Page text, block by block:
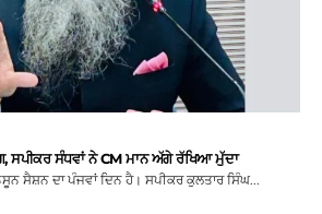
ਸਪੀਕਰ ਸੰਧਵਾਂ ਨੇ CM ਮਾਨ ਅੱਗੇ ਰੱਖਿਆ ਮੁੱਦਾ
ਸੈਸ਼ਨ ਦਾ ਪੰਜਵਾਂ ਦਿਨ ਹੈ। ਸਪੀਕਰ ਕੁਲਤਾਰ ਸਿੰਘ...